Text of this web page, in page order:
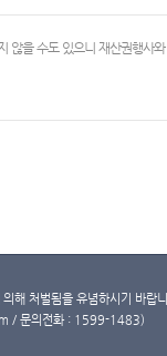
않을 수도 있으니 재산권행사
해 처벌됨을 유념하시기 바랍
/ 문의전화 : 1599-1483)